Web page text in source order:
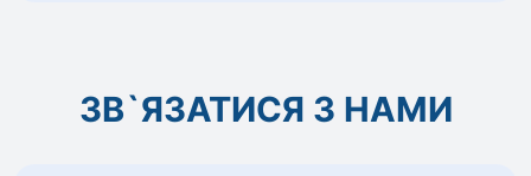
ЗВ`ЯЗАТИСЯ З НАМИ